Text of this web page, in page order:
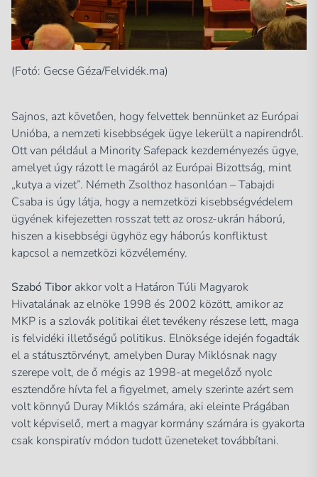
(Fotó: Gecse Géza/Felvidék.ma)
Sajnos, azt követően, hogy felvettek bennünket az Európai
Unióba, a nemzeti kisebbségek ügye lekerült a napirendről.
Ott van például a Minority Safepack kezdeményezés ügye,
amelyet úgy rázott le magáról az Európai Bizottság, mint
„kutya a vizet”. Németh Zsolthoz hasonlóan – Tabajdi
Csaba is úgy látja, hogy a nemzetközi kisebbségvédelem
ügyének kifejezetten rosszat tett az orosz-ukrán háború,
hiszen a kisebbségi ügyhöz egy háborús konfliktust
kapcsol a nemzetközi közvélemény.
Szabó Tibor akkor volt a Határon Túli Magyarok
Hivatalának az elnöke 1998 és 2002 között, amikor az
MKP is a szlovák politikai élet tevékeny részese lett, maga
is felvidéki illetőségű politikus. Elnöksége idején fogadták
el a státusztörvényt, amelyben Duray Miklósnak nagy
szerepe volt, de ő mégis az 1998-at megelőző nyolc
esztendőre hívta fel a figyelmet, amely szerinte azért sem
volt könnyű Duray Miklós számára, aki eleinte Prágában
volt képviselő, mert a magyar kormány számára is gyakorta
csak konspiratív módon tudott üzeneteket továbbítani.